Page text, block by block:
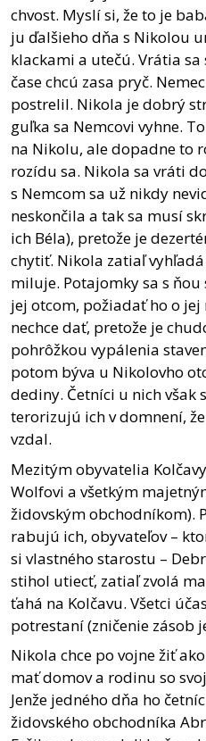
chvost. Myslí si, že to je
ju ďalšieho dňa s Nikolou
klackami a utečú. Vrátia
čase chcú zasa pryč.
postrelil. Nikola je dobrý
guľka sa Nemcovi vyhne.
na Nikolu, ale dopadne to
rozídu sa. Nikola sa vráti
s Nemcom sa už nikdy
neskončila a tak sa musí
ich Béla), pretože je
chytiť. Nikola zatiaľ
miluje. Potajomky sa s ňou
jej otcom, požiadať ho o
nechce dať, pretože je
pohrôžkou vypálenia
potom býva u Nikolovho
dediny. Četníci u nich
terorizujú ich v domnení,
vzdal.
Mezitým obyvatelia
Wolfovi a všetkým
židovským obchodníkom).
rabujú ich, obyvateľov –
si vlastného starostu –
stihol utiecť, zatiaľ zvolá
ťahá na Kolčavu. Všetci
potrestaní (zničenie zásob
Nikola chce po vojne žiť
mať domov a rodinu so
Jenže jedného dňa ho
židovského obchodníka